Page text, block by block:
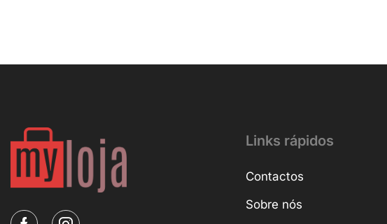
Links rápidos
Contactos
Sobre nós